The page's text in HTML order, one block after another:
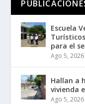
Escuela
para el
Ago 5, 2026
Hallan a
vivienda
Ago 5, 2026